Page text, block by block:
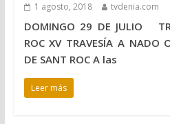
1 agosto, 2018 tvdenia.com
DOMINGO 29 DE JULIO
ROC XV TRAVESÍA A NADO
DE SANT ROC A las
Leer más